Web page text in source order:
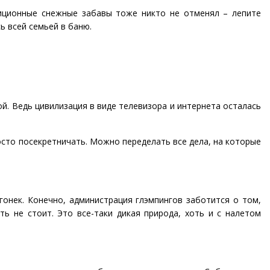
снежные забавы тоже никто не отменял – лепите
всей семьей в баню.
цивилизация в виде телевизора и интернета осталась
посекретничать. Можно переделать все дела, на которые
Конечно, администрация глэмпингов заботится о том,
не стоит. Это все-таки дикая природа, хоть и с налетом